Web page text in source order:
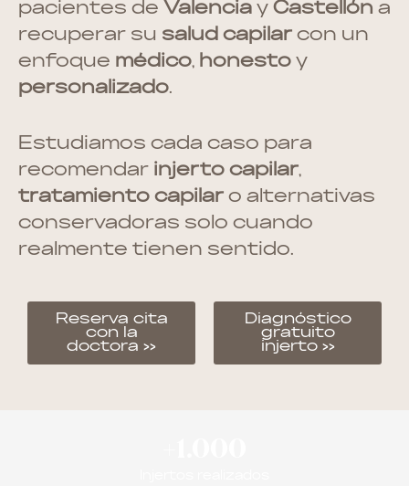
pacientes de Valencia y Castellón a
recuperar su salud capilar con un
enfoque médico, honesto y
personalizado.
Estudiamos cada caso para
recomendar injerto capilar,
tratamiento capilar o alternativas
conservadoras solo cuando
realmente tienen sentido.
Reserva cita
con la
doctora >>
Diagnóstico
gratuito
injerto >>